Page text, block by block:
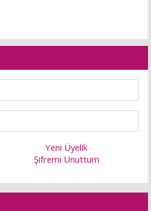
Yeni Üyelik
Şifremi Unuttum